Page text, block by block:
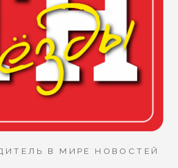
В МИРЕ НОВОСТЕЙ